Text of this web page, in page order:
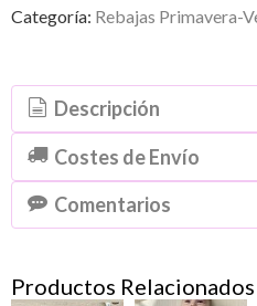
Categoría: Rebajas Primavera-
Descripción
Costes de Envío
Comentarios
Productos Relacionados